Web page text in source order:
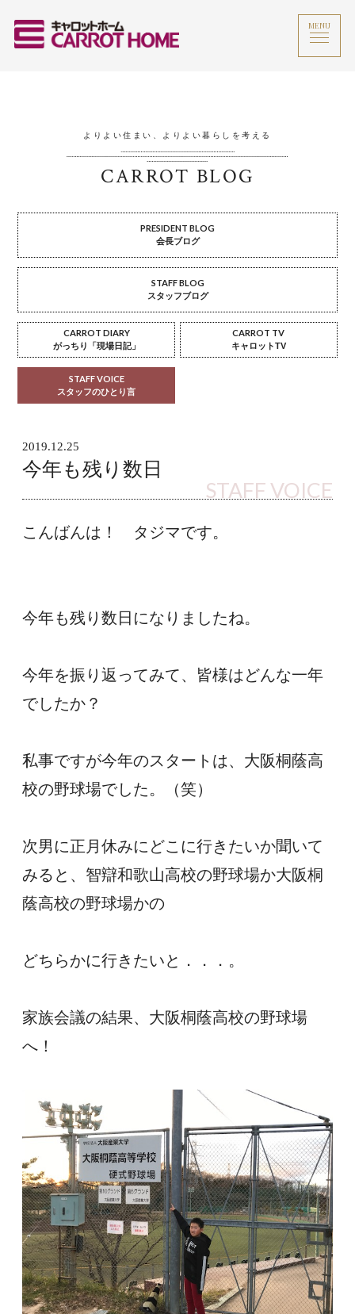
MENU
よりよい住まい、よりよい暮らしを考える
CARROT BLOG
PRESIDENT BLOG
会長ブログ
STAFF BLOG
スタッフブログ
CARROT DIARY
がっちり「現場日記」
CARROT TV
キャロットTV
STAFF VOICE
スタッフのひとり言
2019.12.25
今年も残り数日
STAFF VOICE
こんばんは！　タジマです。
今年も残り数日になりましたね。
今年を振り返ってみて、皆様はどんな一年
でしたか？
私事ですが今年のスタートは、大阪桐蔭高
校の野球場でした。（笑）
次男に正月休みにどこに行きたいか聞いて
みると、智辯和歌山高校の野球場か大阪桐
蔭高校の野球場かの
どちらかに行きたいと．．．。
家族会議の結果、大阪桐蔭高校の野球場
へ！